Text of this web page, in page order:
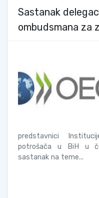
Sastanak
ombudsmana za
predstavnici
potrošača u BiH u
sastanak na teme...